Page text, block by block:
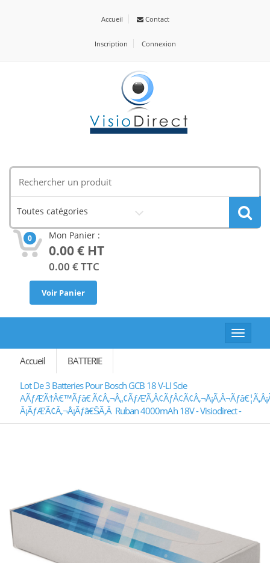
Accueil Contact
Inscription Connexion
Toutes catégories
0 Mon Panier :
0.00€ HT
0.00 € TTC
Voir Panier
Toggle
Accueil
BATTERIE
Lot De 3 Batteries Pour Bosch GCB 18 V-LI Scie
AÃƒÆ’Ã†â€™Ãƒâ€
Â¡ÃƒÆ’Ã¢â‚¬Å¡Ãƒâ€šÃ‚Â Ruban 4000mAh 18V - Visiodirect -